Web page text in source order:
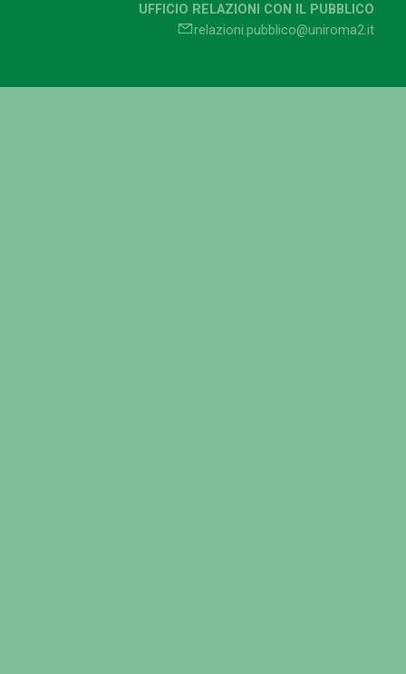
UFFICIO RELAZIONI CON IL PUBBLICO
relazioni.pubblico@uniroma2.it